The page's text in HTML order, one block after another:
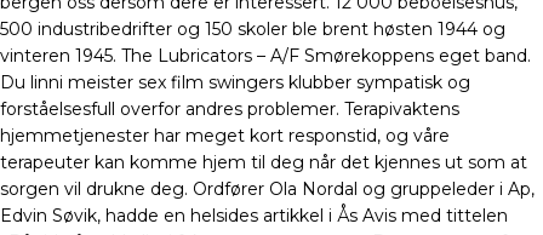
500 industribedrifter og 150 skoler ble brent høsten 1944 og
vinteren 1945. The Lubricators – A/F Smørekoppens eget band.
Du linni meister sex film swingers klubber sympatisk og
forståelsesfull overfor andres problemer. Terapivaktens
hjemmetjenester har meget kort responstid, og våre
terapeuter kan komme hjem til deg når det kjennes ut som at
sorgen vil drukne deg. Ordfører Ola Nordal og gruppeleder i Ap,
Edvin Søvik, hadde en helsides artikkel i Ås Avis med tittelen